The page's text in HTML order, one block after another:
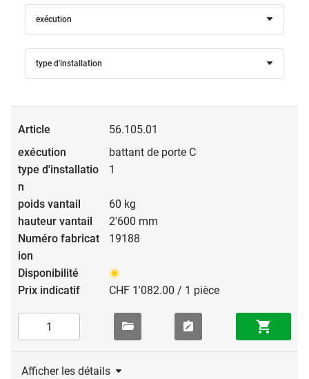
exécution
type d'installation
56.105.01
battant de porte C
1
60 kg
2'600 mm
19188
CHF 1'082.00 / 1 pièce
Afficher les détails